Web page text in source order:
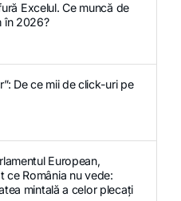
Excelul. Ce muncă de
în 2026?
De ce mii de click-uri pe
European,
România nu vede:
mintală a celor plecați